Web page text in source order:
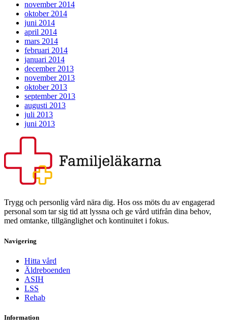
november 2014
oktober 2014
juni 2014
april 2014
mars 2014
februari 2014
januari 2014
december 2013
november 2013
oktober 2013
september 2013
augusti 2013
juli 2013
juni 2013
Trygg och personlig vård nära dig. Hos oss möts du av engagerad
personal som tar sig tid att lyssna och ge vård utifrån dina behov,
med omtanke, tillgänglighet och kontinuitet i fokus.
Navigering
Hitta vård
Äldreboenden
ASIH
LSS
Rehab
Information